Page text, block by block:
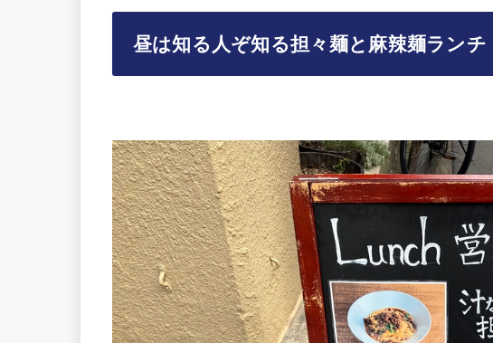
昼は知る人ぞ知る担々麺と麻辣麺ランチ